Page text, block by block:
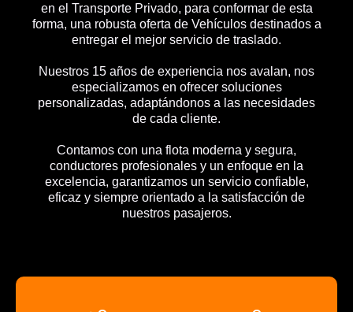
en el Transporte Privado, para conformar de esta
forma, una robusta oferta de Vehículos destinados a
entregar el mejor servicio de traslado.
Nuestros 15 años de experiencia nos avalan, nos
especializamos en ofrecer soluciones
personalizadas, adaptándonos a las necesidades
de cada cliente.
Contamos con una flota moderna y segura,
conductores profesionales y un enfoque en la
excelencia, garantizamos un servicio confiable,
eficaz y siempre orientado a la satisfacción de
nuestros pasajeros.